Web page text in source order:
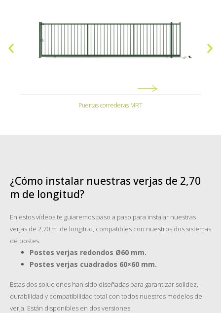
Puertas correderas MRT
¿Cómo instalar nuestras verjas de 2,70
m de longitud?
En estos vídeos te guiaremos paso a paso para instalar nuestras
verjas de 2,70 m de longitud, compatibles con nuestros dos sistemas
de postes:
Postes verjas redondos Ø60 mm.
Postes verjas cuadrados 60×60 mm.
Estas dos soluciones han sido diseñadas para garantizar solidez,
durabilidad y compatibilidad total con todos nuestros modelos de
verja. Están disponibles en dos versiones: